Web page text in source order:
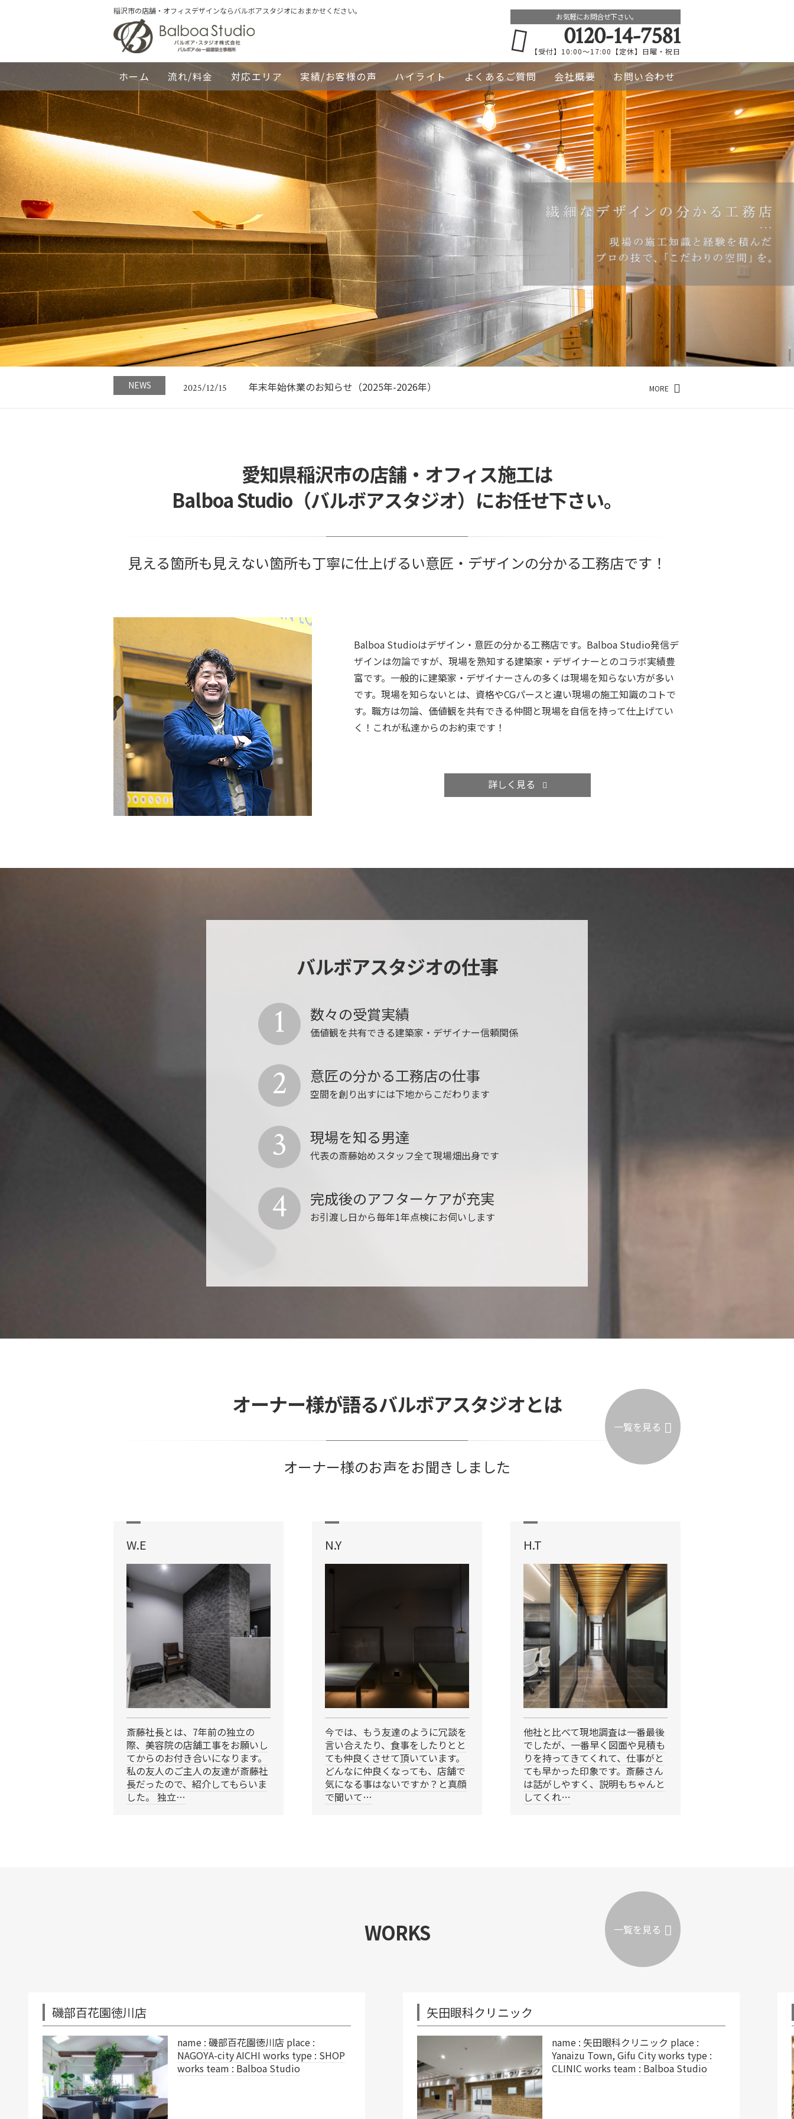
稲沢市の店舗・オフィスデザインならバルボアスタジオにおまかせください。
お気軽にお問合せ下さい。
0120-14-7581
【受付】10:00～17:00【定休】日曜・祝日
ホーム 流れ/料金 対応エリア 実績/お客様の声 ハイライト よくあるご質問 会社概要 お問い合わせ
NEWS
2023/05/18 名古屋で信頼できる店舗の設計業者を選ぶためのポイントと注意点
2026/04/24 GWの休業期間のお知らせ（2026年）
2025/12/15 年末年始休業のお知らせ（2025年-2026年）
GWの休業期間のお知らせ（2026年）
MORE
愛知県稲沢市の店舗・オフィス施工は
Balboa Studio（バルボアスタジオ）にお任せ下さい。
見える箇所も見えない箇所も丁寧に仕上げるい意匠・デザインの分かる工務店です！
Balboa Studioはデザイン・意匠の分かる工務店です。Balboa Studio発信デ
ザインは勿論ですが、現場を熟知する建築家・デザイナーとのコラボ実績豊
富です。一般的に建築家・デザイナーさんの多くは現場を知らない方が多い
です。現場を知らないとは、資格やCGパースと違い現場の施工知識のコトで
す。職方は勿論、価値観を共有できる仲間と現場を自信を持って仕上げてい
く！これが私達からのお約束です！
詳しく見る
バルボアスタジオの仕事
数々の受賞実績
価値観を共有できる建築家・デザイナー信頼関係
1
意匠の分かる工務店の仕事
空間を創り出すには下地からこだわります
2
現場を知る男達
代表の斎藤始めスタッフ全て現場畑出身です
3
完成後のアフターケアが充実
お引渡し日から毎年1年点検にお伺いします
4
オーナー様が語るバルボアスタジオとは
オーナー様のお声をお聞きしました
一覧を見る
W.E
斎藤社長とは、7年前の独立の
際、美容院の店舗工事をお願いし
てからのお付き合いになります。
私の友人のご主人の友達が斎藤社
長だったので、紹介してもらいま
した。 独立…
N.Y
今では、もう友達のように冗談を
言い合えたり、食事をしたりとと
ても仲良くさせて頂いています。
どんなに仲良くなっても、店舗で
気になる事はないですか？と真顔
で聞いて…
H.T
他社と比べて現地調査は一番最後
でしたが、一番早く図面や見積も
りを持ってきてくれて、仕事がと
ても早かった印象です。斎藤さん
は話がしやすく、説明もちゃんと
してくれ…
WORKS 一覧を見る
name : 磯部百花園徳川店 place :
NAGOYA-city AICHI works type : SHOP
works team : Balboa Studio
name : 矢田眼科クリニック place :
Yanaizu Town, Gifu City works type :
CLINIC works team : Balboa Studio